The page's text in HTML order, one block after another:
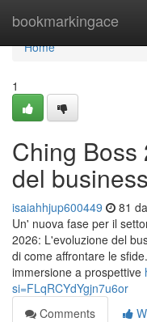
bookmarkingace
Home
Home
1
Ching Boss
del business
isaiahhjup600449 81
Un' nuova fase per il
2026: L'evoluzione del
di come affrontare le
immersione a prospettive
si=FLqRCYdYgjn7u6or
Comments